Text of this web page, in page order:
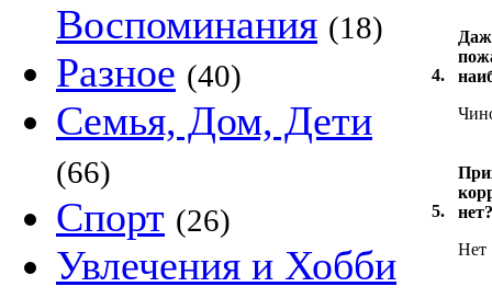
Воспоминания (18)
Разное (40)
Семья, Дом, Дети
(66)
Спорт (26)
Увлечения и Хобби
4.
5.
нет?
Нет